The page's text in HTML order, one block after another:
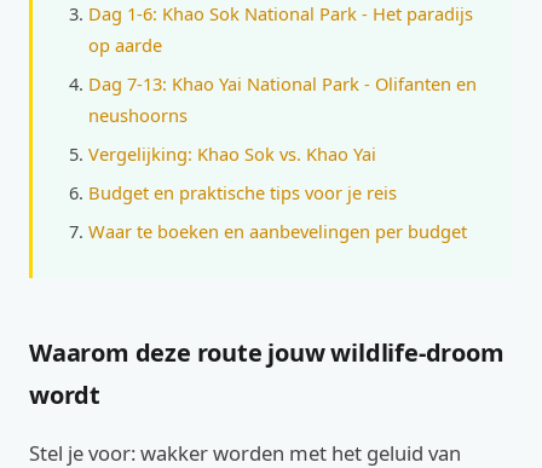
Dag 1-6: Khao Sok National Park - Het paradijs
op aarde
Dag 7-13: Khao Yai National Park - Olifanten en
neushoorns
Vergelijking: Khao Sok vs. Khao Yai
Budget en praktische tips voor je reis
Waar te boeken en aanbevelingen per budget
Waarom deze route jouw wildlife-droom
wordt
Stel je voor: wakker worden met het geluid van